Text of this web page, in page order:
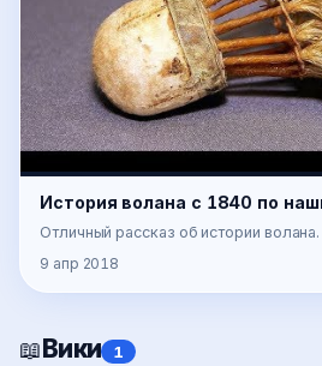
История волана с 1840 по
Отличный рассказ об истории
9 апр 2018
📖 Вики 1